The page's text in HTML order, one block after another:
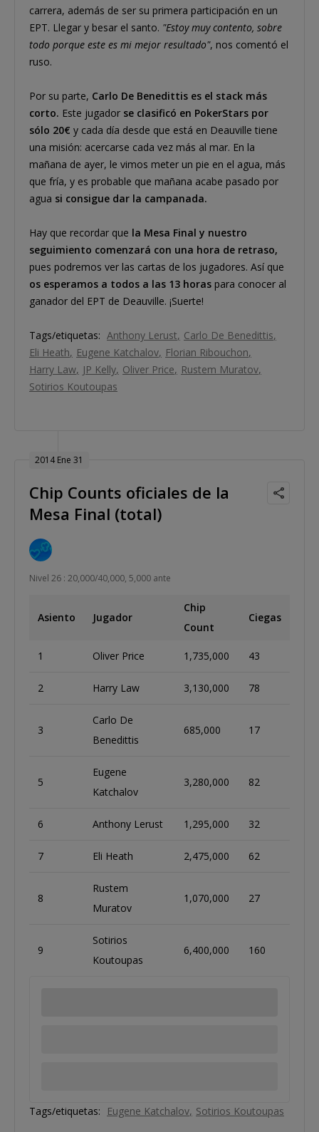
carrera, además de ser su primera participación en un
EPT. Llegar y besar el santo. "Estoy muy contento, sobre
todo porque este es mi mejor resultado", nos comentó el
ruso.
Por su parte, Carlo De Benedittis es el stack más
corto. Este jugador se clasificó en PokerStars por
sólo 20€ y cada día desde que está en Deauville tiene
una misión: acercarse cada vez más al mar. En la
mañana de ayer, le vimos meter un pie en el agua, más
que fría, y es probable que mañana acabe pasado por
agua si consigue dar la campanada.
Hay que recordar que la Mesa Final y nuestro
seguimiento comenzará con una hora de retraso,
pues podremos ver las cartas de los jugadores. Así que
os esperamos a todos a las 13 horas para conocer al
ganador del EPT de Deauville. ¡Suerte!
Tags/etiquetas: Anthony Lerust Carlo De Benedittis
Eli Heath
Eugene Katchalov Florian Ribouchon
Harry Law JP Kelly Oliver Price
Rustem Muratov
Sotirios Koutoupas
2014 Ene 31
Chip Counts oficiales de la
Mesa Final (total)
Nivel 26 : 20,000/40,000, 5,000 ante
Asiento Jugador
Chip
Count
Ciegas
1 Oliver Price 1,735,000 43
2 Harry Law 3,130,000 78
3
Carlo De
Benedittis
685,000 17
5
Eugene
Katchalov
3,280,000 82
6 Anthony Lerust 1,295,000 32
7 Eli Heath 2,475,000 62
8
Rustem
Muratov
1,070,000 27
9
Sotirios
Koutoupas
6,400,000 160
Tags/etiquetas: Eugene Katchalov Sotirios Koutoupas